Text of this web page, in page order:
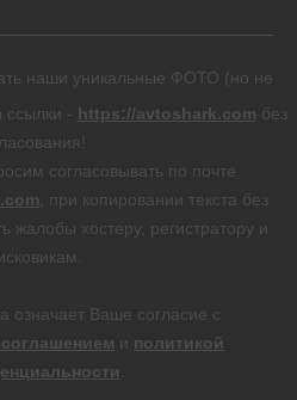
наши уникальные ФОТО (но не
ссылки - https://avtoshark.com без
согласовывать по почте
, при копировании текста без
жалобы хостеру, регистратору и
означает Ваше согласие с
и политикой